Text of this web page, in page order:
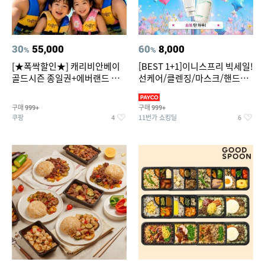
30% 55,000
[★폭싹할인★] 캐리비안베이
골드시즌 종일권+에버랜드 오
구매 999+
쿠팡 4
60% 8,000
[BEST 1+1]이니스프리 빅세일!
선케어/클렌징/마스크/핸드크
구매 999+
11번가 쇼킹딜 6